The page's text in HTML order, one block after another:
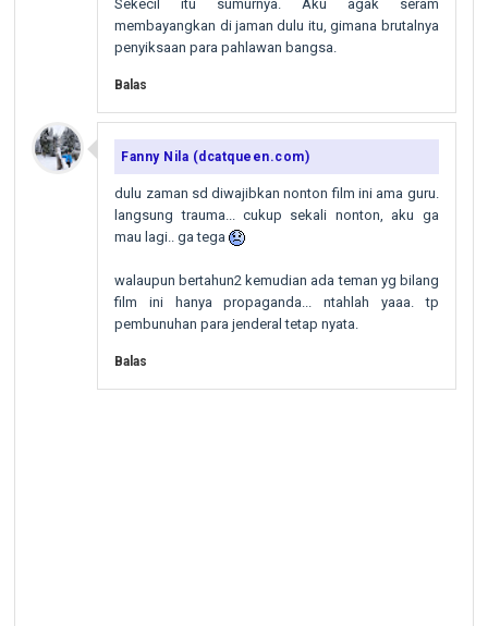
Sekecil itu sumurnya. Aku agak seram
membayangkan di jaman dulu itu, gimana brutalnya
penyiksaan para pahlawan bangsa.
Balas
Fanny Nila (dcatqueen.com)
dulu zaman sd diwajibkan nonton film ini ama guru.
langsung trauma... cukup sekali nonton, aku ga
mau lagi.. ga tega
walaupun bertahun2 kemudian ada teman yg bilang
film ini hanya propaganda... ntahlah yaaa. tp
pembunuhan para jenderal tetap nyata.
Balas